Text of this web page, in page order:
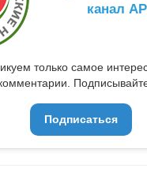
канал
только самое
Подписаться